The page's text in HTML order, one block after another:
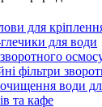
для
для води
фільтри
води
та кафе